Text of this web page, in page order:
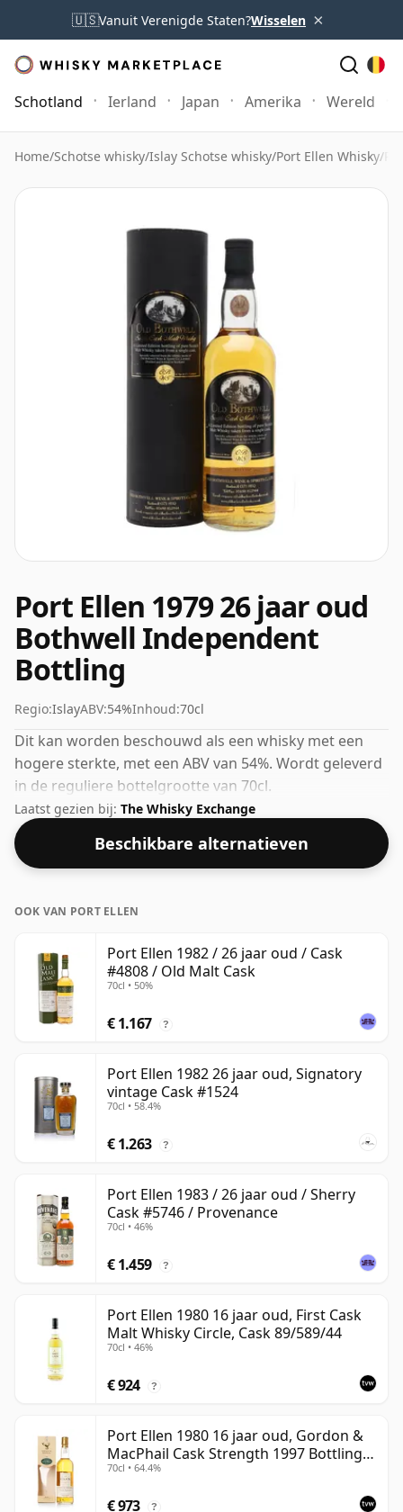
🇺🇸Vanuit Verenigde Staten?Wisselen ×
Schotland Ierland Japan Amerika Wereld
Home/Schotse whisky/Islay Schotse whisky/Port Ellen Whisky/
Port Ellen 1979 26 jaar oud
Bothwell Independent
Bottling
Regio:IslayABV:54%Inhoud:70cl
Dit kan worden beschouwd als een whisky met een
hogere sterkte, met een ABV van 54%. Wordt geleverd
in de reguliere bottelgrootte van 70cl.
Laatst gezien bij: The Whisky Exchange
Beschikbare alternatieven
OOK VAN PORT ELLEN
Port Ellen 1982 / 26 jaar oud / Cask
#4808 / Old Malt Cask
70cl • 50%
€ 1.167 ?
Port Ellen 1982 26 jaar oud, Signatory
vintage Cask #1524
70cl • 58.4%
€ 1.263 ?
Port Ellen 1983 / 26 jaar oud / Sherry
Cask #5746 / Provenance
70cl • 46%
€ 1.459 ?
Port Ellen 1980 16 jaar oud, First Cask
Malt Whisky Circle, Cask 89/589/44
70cl • 46%
€ 924 ?
Port Ellen 1980 16 jaar oud, Gordon &
MacPhail Cask Strength 1997 Bottling
with Box
70cl • 64.4%
€ 973 ?